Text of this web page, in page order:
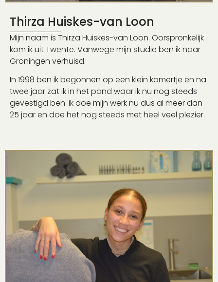
Thirza Huiskes-van Loon
Mijn naam is Thirza Huiskes-van Loon. Oorspronkelijk
kom ik uit Twente. Vanwege mijn studie ben ik naar
Groningen verhuisd.
In 1998 ben ik begonnen op een klein kamertje en na
twee jaar zat ik in het pand waar ik nu nog steeds
gevestigd ben. Ik doe mijn werk nu dus al meer dan
25 jaar en doe het nog steeds met heel veel plezier.